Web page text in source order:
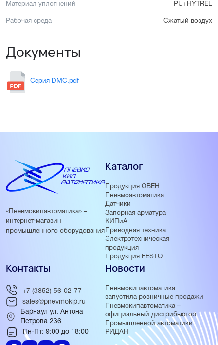
Материал уплотнений PU+HYTREL
Рабочая среда Сжатый воздух
Документы
Серия DMC.pdf
«Пневмокипавтоматика» –
интернет-магазин
промышленного оборудования
Каталог
Продукция ОВЕН
Пневмоавтоматика
Датчики
Запорная арматура
КИПиА
Приводная техника
Электротехническая
продукция
Продукция FESTO
Новости
Пневмокипавтоматика
запустила розничные продажи
Пневмокипавтоматика –
официальный дистрибьютор
Промышленной автоматики
РИДАН
Контакты
+7 (3852) 56-02-77
sales@pnevmokip.ru
Барнаул ул. Антона
Петрова 236
Пн-Пт: 9:00 до 18:00